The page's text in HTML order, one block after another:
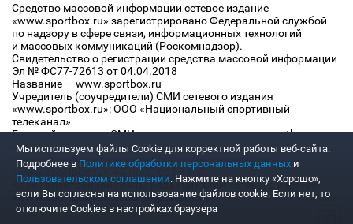
Средство массовой информации сетевое издание
«www.sportbox.ru» зарегистрировано Федеральной службой
по надзору в сфере связи, информационных технологий
и массовых коммуникаций (Роскомнадзор).
Свидетельство о регистрации средства массовой информации
Эл № ФС77-72613 от 04.04.2018
Название — www.sportbox.ru
Учредитель (соучредители) СМИ сетевого издания
«www.sportbox.ru»: ООО «Национальный спортивный
телеканал»
Главный редактор СМИ сетевого издания «www.sportbox.ru»:
Конов В.А.
Номер телефона редакции СМИ сетевого издания
«www.sportbox.ru»: +7 (495) 653 8419
Адрес электронной почты редакции СМИ сетевого издания
«www.sportbox.ru»: editor@sportbox.ru
Мы используем файлы Сookie для корректной работы веб-сайта.
Подробнее в Политике обработки персональных данных и
Пользовательском соглашении. Нажмите на кнопку «Хорошо»,
если Вы согласны на использование файлов cookie. Если нет, то
отключите Cookies в настройках браузера